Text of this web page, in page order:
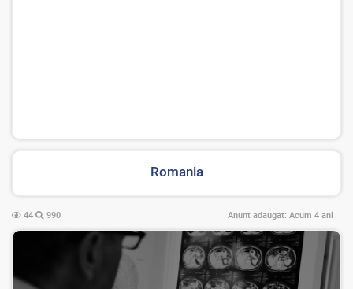
Romania
44 990 Anunt adaugat: Acum 4 ani